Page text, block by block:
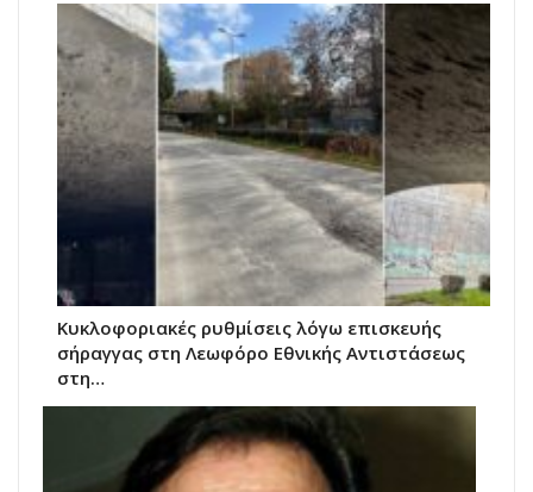
Κυκλοφοριακές ρυθμίσεις λόγω επισκευής
σήραγγας στη Λεωφόρο Εθνικής Αντιστάσεως
στη…